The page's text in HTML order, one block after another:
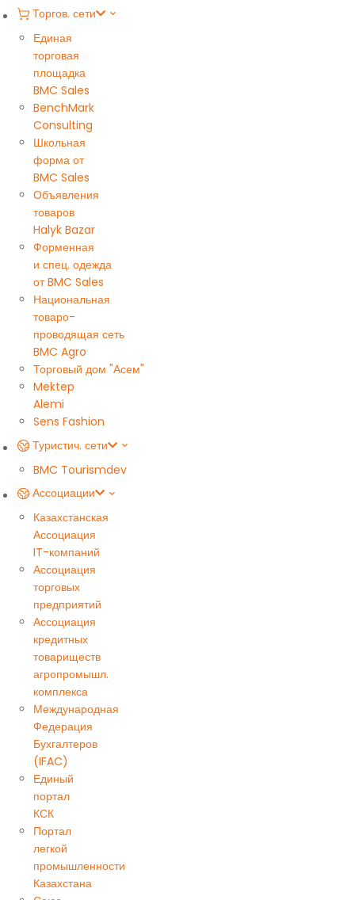
Торгов. сети
Единая
торговая
площадка
BMC Sales
BenchMark
Consulting
Школьная
форма от
BMC Sales
Объявления
товаров
Halyk Bazar
Форменная
и спец. одежда
от BMC Sales
Национальная
товаро-
проводящая сеть
BMC Agro
Торговый дом "Асем"
Mektep
Alemi
Sens Fashion
Туристич. сети
BMC Tourismdev
Ассоциации
Казахстанская
Ассоциация
IT-компаний
Ассоциация
торговых
предприятий
Ассоциация
кредитных
товариществ
агропромышл.
комплекса
Международная
Федерация
Бухгалтеров
(IFAC)
Единый
портал
КСК
Портал
легкой
промышленности
Казахстана